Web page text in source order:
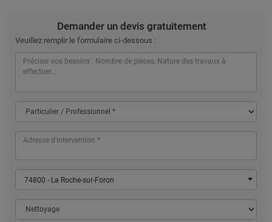
Demander un devis gratuitement
Veuillez remplir le formulaire ci-dessous :
74800 - La Roche-sur-Foron